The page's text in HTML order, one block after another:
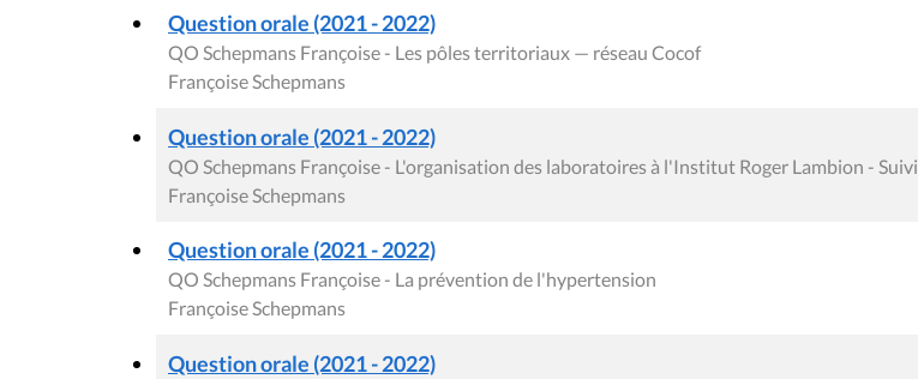
Question orale (2021 - 2022)
QO Schepmans Françoise - Les pôles territoriaux — réseau Cocof
Françoise Schepmans
Question orale (2021 - 2022)
QO Schepmans Françoise - L'organisation des laboratoires à l'Institut Roger Lambion - Suivi
Françoise Schepmans
Question orale (2021 - 2022)
QO Schepmans Françoise - La prévention de l'hypertension
Françoise Schepmans
Question orale (2021 - 2022)